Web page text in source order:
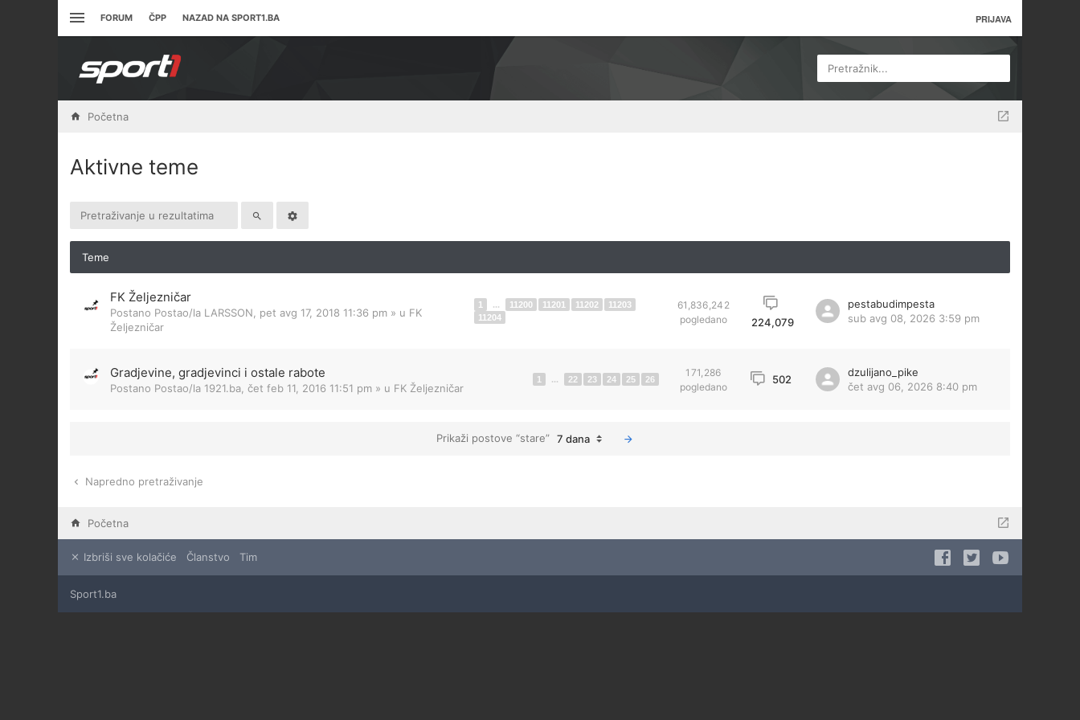
FORUM ČPP NAZAD NA SPORT1.BA PRIJAVA
Pretražnik...
Početna
Aktivne teme
Teme
FK Željezničar
Postano Postao/la LARSSON pet avg 17, 2018 11:36 pm » u FK
Željezničar
1 ... 11200 11201 11202
11203
11204
61,836,242
pogledano
224,079
pestabudimpesta
sub avg 08, 2026 3:59 pm
Gradjevine, gradjevinci i ostale rabote
Postano Postao/la 1921.ba čet feb 11, 2016 11:51 pm » u FK Željezničar
1 ... 22 23 24 25 26
171,286
pogledano
502
dzulijano_pike
čet avg 06, 2026 8:40 pm
Prikaži postove “stare” 7 dana
Napredno pretraživanje
Početna
Izbriši sve kolačiće Članstvo Tim
Sport1.ba